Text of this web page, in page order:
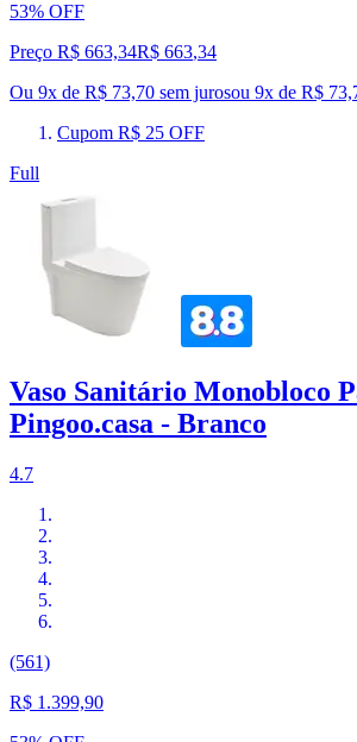
53% OFF
Preço R$ 663,34R$ 663,34
Ou 9x de R$ 73,70 sem jurosou 9x de R$
Cupom R$ 25 OFF
Full
Vaso Sanitário Monobloco
Pingoo.casa - Branco
4.7
(561)
R$ 1.399,90